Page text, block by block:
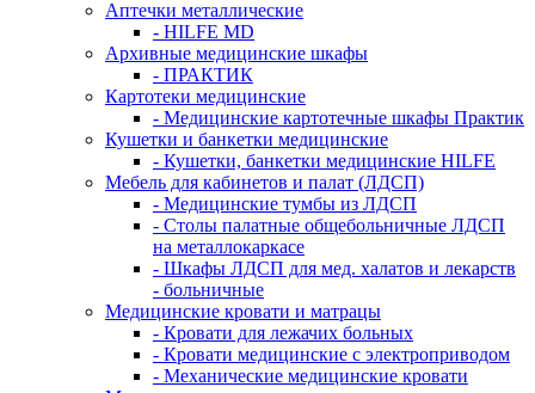
Аптечки металлические
- HILFE MD
Архивные медицинские шкафы
- ПРАКТИК
Картотеки медицинские
- Медицинские картотечные шкафы Практик
Кушетки и банкетки медицинские
- Кушетки, банкетки медицинские HILFE
Мебель для кабинетов и палат (ЛДСП)
- Медицинские тумбы из ЛДСП
- Столы палатные общебольничные ЛДСП
на металлокаркасе
- Шкафы ЛДСП для мед. халатов и лекарств
- больничные
Медицинские кровати и матрацы
- Кровати для лежачих больных
- Кровати медицинские с электроприводом
- Механические медицинские кровати